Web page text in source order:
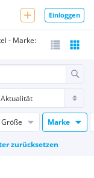
Einloggen
- Marke:
Größe Marke
zurücksetzen